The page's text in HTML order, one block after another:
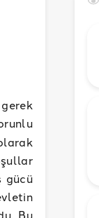
gücü
Bu